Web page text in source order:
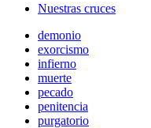
Nuestras cruces
demonio
exorcismo
infierno
muerte
pecado
penitencia
purgatorio